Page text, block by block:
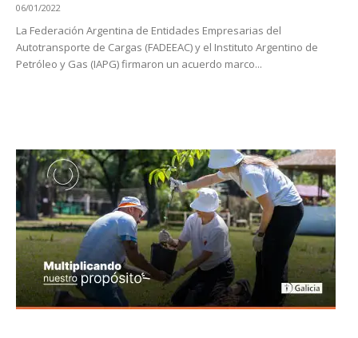
06/01/2022
La Federación Argentina de Entidades Empresarias del
Autotransporte de Cargas (FADEEAC) y el Instituto Argentino de
Petróleo y Gas (IAPG) firmaron un acuerdo marco...